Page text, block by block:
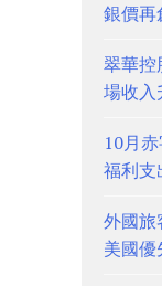
銀價
翠華
場收入
10月
福利支
外國旅
美國優